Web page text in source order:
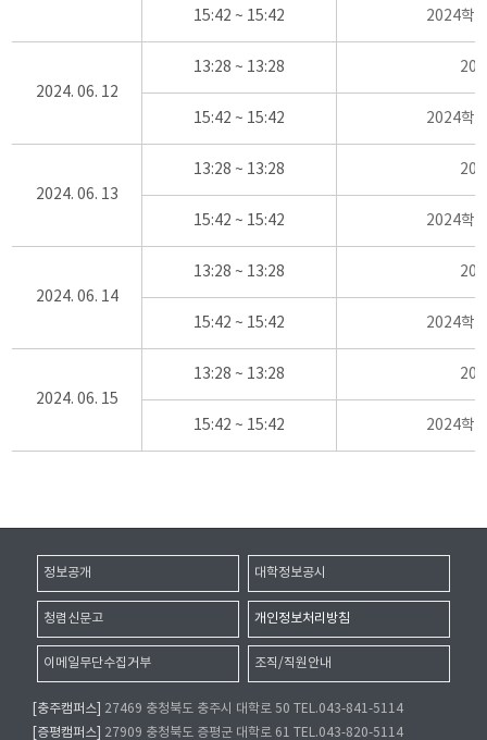
15:42 ~ 15:42 2024학
2024. 06. 12
13:28 ~ 13:28
15:42 ~ 15:42 2024학
2024. 06. 13
13:28 ~ 13:28
15:42 ~ 15:42 2024학
2024. 06. 14
13:28 ~ 13:28
15:42 ~ 15:42 2024학
2024. 06. 15
13:28 ~ 13:28
15:42 ~ 15:42 2024학
정보공개 대학정보공시
청렴신문고 개인정보처리방침
이메일무단수집거부 조직/직원안내
[충주캠퍼스]
27469 충청북도 충주시 대학로 50 TEL.043-841-5114
[증평캠퍼스]
27909 충청북도 증평군 대학로 61 TEL.043-820-5114